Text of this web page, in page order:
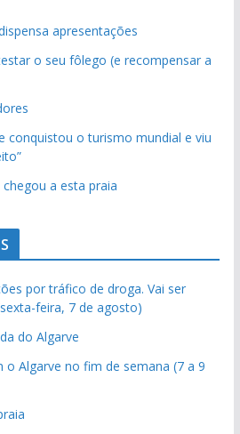
apresentações
o seu fôlego (e recompensar a
conquistou o turismo mundial e viu
a esta praia
por tráfico de droga. Vai ser
feira, 7 de agosto)
do Algarve
o Algarve no fim de semana (7 a 9